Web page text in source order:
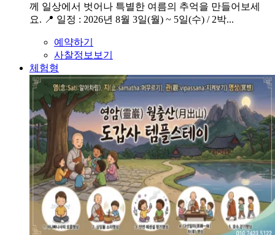
께 일상에서 벗어나 특별한 여름의 추억을 만들어보세
요. 📍 일정 : 2026년 8월 3일(월) ~ 5일(수) / 2박...
예약하기
사찰정보보기
체험형